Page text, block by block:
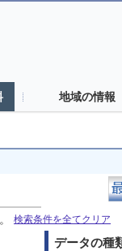
地域の情報
検索条件を全てクリア
データの種